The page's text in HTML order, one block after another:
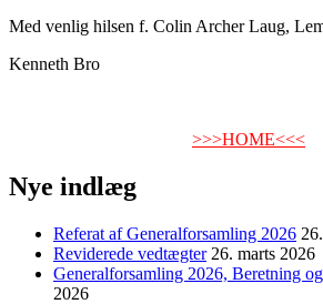
Med venlig hilsen f. Colin Archer Laug,
Kenneth Bro
>>>HOME<<<
Nye indlæg
Referat af Generalforsamling 2026
Reviderede vedtægter 26. marts 2026
Generalforsamling 2026, Beretning
2026